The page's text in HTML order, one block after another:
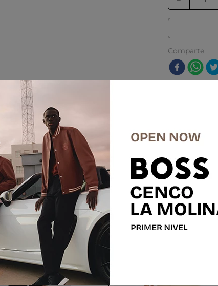
Comparte
50 %
SALE